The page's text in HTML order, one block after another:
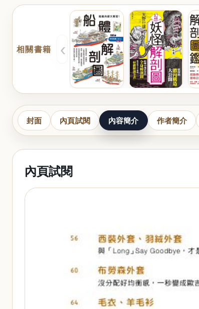
相關書籍 ‹
封面 內頁試閱 內容簡介 作者簡介
內頁試閱